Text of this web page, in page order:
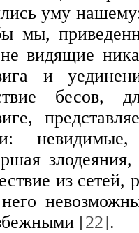
уму
мы,
видящие
и
бесов,
из сетей,
[22].